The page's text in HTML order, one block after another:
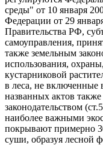
среды" от 10 января
Федерации от 29
Правительства РФ,
самоуправления,
также земельным
использования,
кустарниковой
в леса, не включенные
названных актов
законодательством
наиболее важными
покрывают примерно
суши, образуя лесной